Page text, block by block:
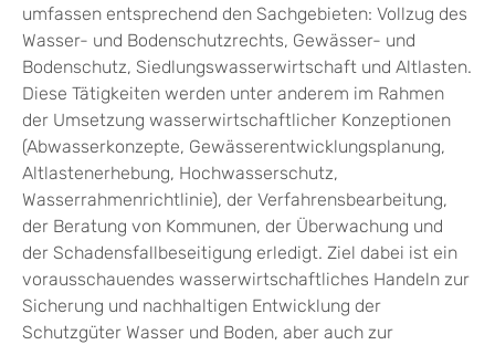
umfassen entsprechend den Sachgebieten: Vollzug des
Wasser- und Bodenschutzrechts, Gewässer- und
Bodenschutz, Siedlungswasserwirtschaft und Altlasten.
Diese Tätigkeiten werden unter anderem im Rahmen
der Umsetzung wasserwirtschaftlicher Konzeptionen
(Abwasserkonzepte, Gewässerentwicklungsplanung,
Altlastenerhebung, Hochwasserschutz,
Wasserrahmenrichtlinie), der Verfahrensbearbeitung,
der Beratung von Kommunen, der Überwachung und
der Schadensfallbeseitigung erledigt. Ziel dabei ist ein
vorausschauendes wasserwirtschaftliches Handeln zur
Sicherung und nachhaltigen Entwicklung der
Schutzgüter Wasser und Boden, aber auch zur